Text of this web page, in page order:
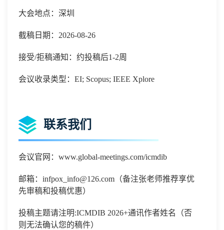
大会地点：深圳
截稿日期：2026-08-26
接受/拒稿通知：约投稿后1-2周
会议收录类型：EI; Scopus; IEEE Xplore
联系我们
会议官网： www.global-meetings.com/icmdib
邮箱： infpox_info@126.com （备注张老师推荐享优
先审稿和投稿优惠）
投稿主题请注明:ICMDIB 2026+通讯作者姓名（否
则无法确认您的稿件）